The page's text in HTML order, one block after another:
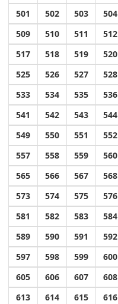
501
502 503 504
509
510 511 512
517
518 519 520
525
526 527 528
533
534 535 536
541
542 543 544
549
550 551 552
557
558 559 560
565
566 567 568
573
574 575 576
581
582 583 584
589
590 591 592
597
598 599 600
605
606 607 608
613
614 615 616